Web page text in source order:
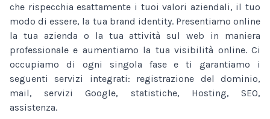
che rispecchia esattamente i tuoi valori aziendali, il tuo
modo di essere, la tua brand identity. Presentiamo online
la tua azienda o la tua attività sul web in maniera
professionale e aumentiamo la tua visibilità online. Ci
occupiamo di ogni singola fase e ti garantiamo i
seguenti servizi integrati: registrazione del dominio,
mail, servizi Google, statistiche, Hosting, SEO,
assistenza.